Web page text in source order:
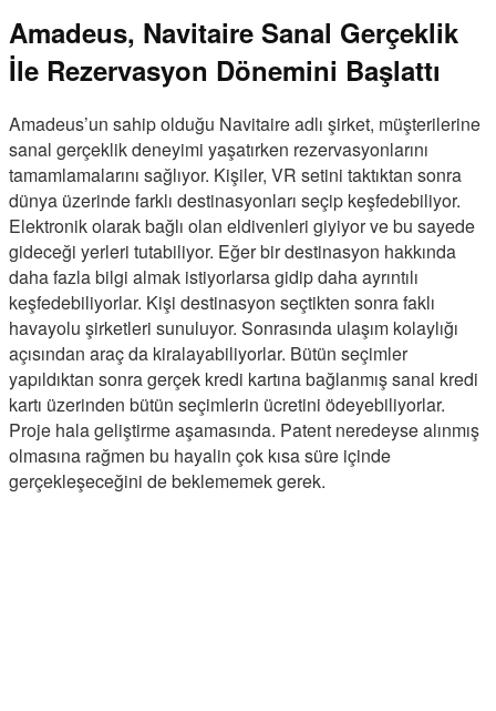
Amadeus, Navitaire Sanal Gerçeklik
İle Rezervasyon Dönemini Başlattı
Amadeus’un sahip olduğu Navitaire adlı şirket, müşterilerine
sanal gerçeklik deneyimi yaşatırken rezervasyonlarını
tamamlamalarını sağlıyor. Kişiler, VR setini taktıktan sonra
dünya üzerinde farklı destinasyonları seçip keşfedebiliyor.
Elektronik olarak bağlı olan eldivenleri giyiyor ve bu sayede
gideceği yerleri tutabiliyor. Eğer bir destinasyon hakkında
daha fazla bilgi almak istiyorlarsa gidip daha ayrıntılı
keşfedebiliyorlar. Kişi destinasyon seçtikten sonra faklı
havayolu şirketleri sunuluyor. Sonrasında ulaşım kolaylığı
açısından araç da kiralayabiliyorlar. Bütün seçimler
yapıldıktan sonra gerçek kredi kartına bağlanmış sanal kredi
kartı üzerinden bütün seçimlerin ücretini ödeyebiliyorlar.
Proje hala geliştirme aşamasında. Patent neredeyse alınmış
olmasına rağmen bu hayalin çok kısa süre içinde
gerçekleşeceğini de beklememek gerek.